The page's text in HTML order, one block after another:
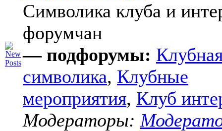
Символика клуба и
форумчан
— подфорумы:
символика, Клубные
мероприятия, Клуб
Модераторы: